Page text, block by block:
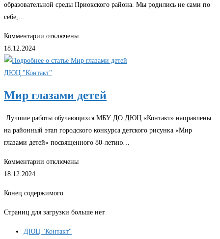
образовательной среды Приокского района. Мы родились не сами по
себе,…
Комментарии отключены
18.12.2024
ДЮЦ "Контакт"
Мир глазами детей
Лучшие работы обучающихся МБУ ДО ДЮЦ «Контакт» направлены
на районный этап городского конкурса детского рисунка «Мир
глазами детей» посвященного 80-летию…
Комментарии отключены
18.12.2024
Конец содержимого
Страниц для загрузки больше нет
ДЮЦ "Контакт"